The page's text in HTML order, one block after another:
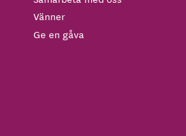
Vänner
Ge en gåva